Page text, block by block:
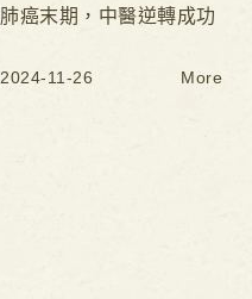
肺癌末期，中醫逆轉成功
2024-11-26 More